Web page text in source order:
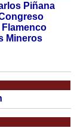
Piñana
Flamenco
Mineros